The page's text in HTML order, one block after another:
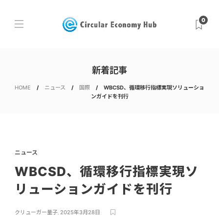
0
新着記事
HOME ニュース 国際
WBCSD、循環移行指標実現ソリューショ
ンガイドを刊行
ニュース
WBCSD、循環移行指標実現ソ
リューションガイドを刊行
クリューガー量子, 2025年3月28日